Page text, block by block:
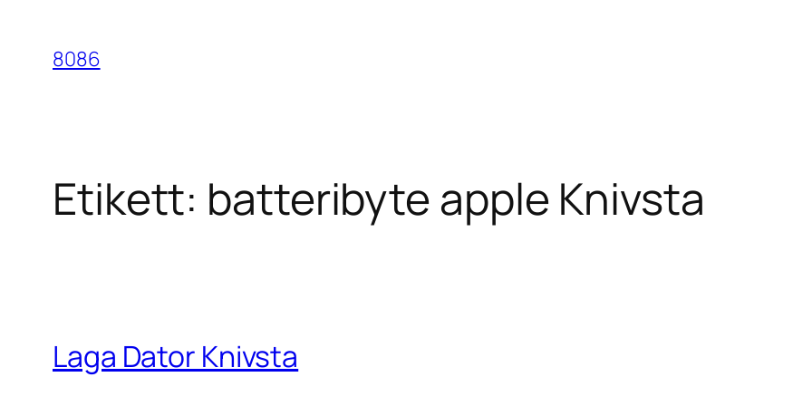
innehåll
8086
Etikett: batteribyte apple Knivsta
Laga Dator Knivsta